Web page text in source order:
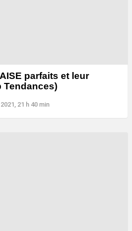
parfaits et leur
Tendances)
21 h 40 min